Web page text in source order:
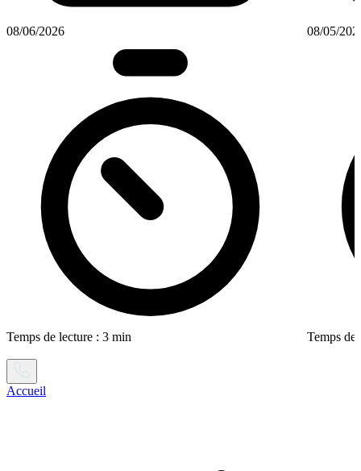
08/06/2026
Temps de lecture : 3 min
08/05/
Temps de
Accueil